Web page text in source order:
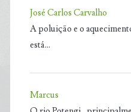
José Carlos Carvalho
A poluição e o
está…
Marcus